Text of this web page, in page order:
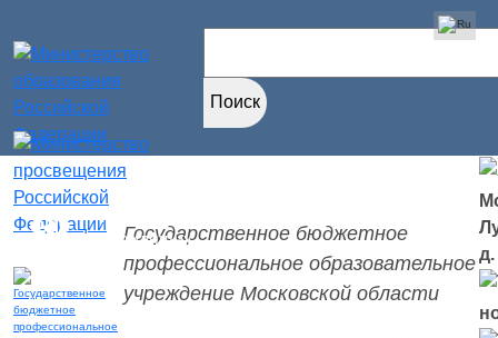
слабовидящих
Государственное бюджетное
профессиональное образовательное
учреждение Московской области
д.